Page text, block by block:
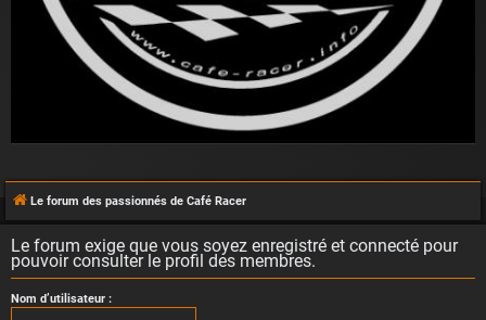
Le forum des passionnés de Café Racer
Le forum exige que vous soyez enregistré et connecté pour
pouvoir consulter le profil des membres.
Nom d’utilisateur :